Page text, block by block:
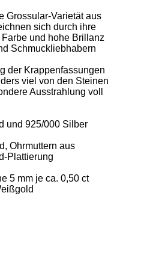
Grossular-Varietät aus
sich durch ihre
und hohe Brillanz
Schmuckliebhabern
der Krappenfassungen
viel von den Steinen
Ausstrahlung voll
und 925/000 Silber
Ohrmuttern aus
Plattierung
5 mm je ca. 0,50 ct